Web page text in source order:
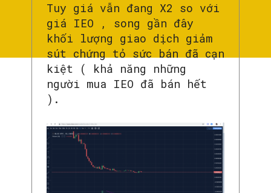
Tuy giá vẫn đang X2 so với
giá IEO , song gần đây
khối lượng giao dịch giảm
sút chứng tỏ sức bán đã cạn
kiệt ( khả năng những
người mua IEO đã bán hết
).